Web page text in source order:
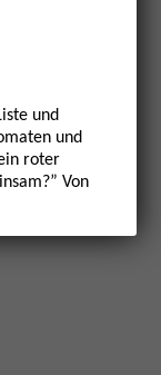
Geruch
Karotten
im
Wilden
und
und
roter
Von